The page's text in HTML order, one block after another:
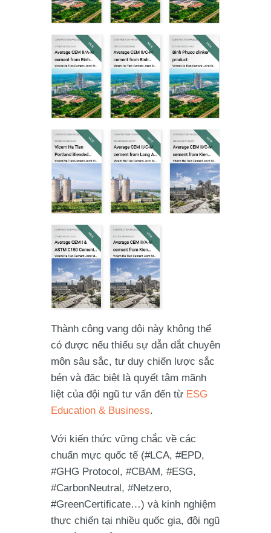
Thành công vang dội này không thể
có được nếu thiếu sự dẫn dắt chuyên
môn sâu sắc, tư duy chiến lược sắc
bén và đặc biệt là quyết tâm mãnh
liệt của đội ngũ tư vấn đến từ ESG
Education & Business.
Với kiến thức vững chắc về các
chuẩn mực quốc tế (#LCA, #EPD,
#GHG Protocol, #CBAM, #ESG,
#CarbonNeutral, #Netzero,
#GreenCertificate…) và kinh nghiệm
thực chiến tại nhiều quốc gia, đội ngũ